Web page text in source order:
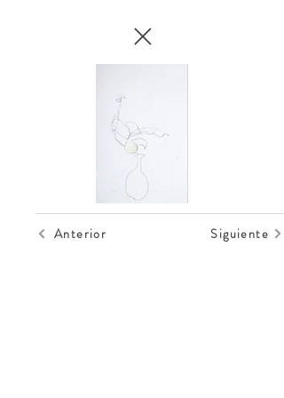
Anterior Siguiente